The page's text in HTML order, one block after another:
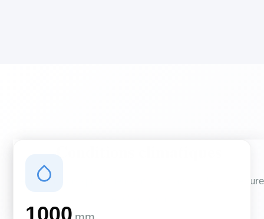
Des conditions qui influencent vos travaux de couverture
1000